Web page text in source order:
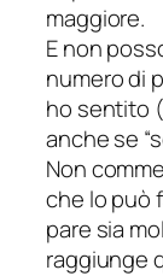
maggiore.
E non
numero di
ho sentito
anche se
Non
che lo può
pare sia
raggiunge